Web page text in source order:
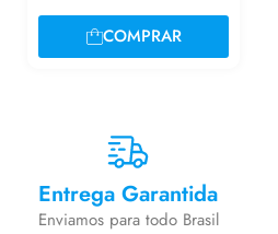
COMPRAR
Entrega Garantida
Enviamos para todo Brasil